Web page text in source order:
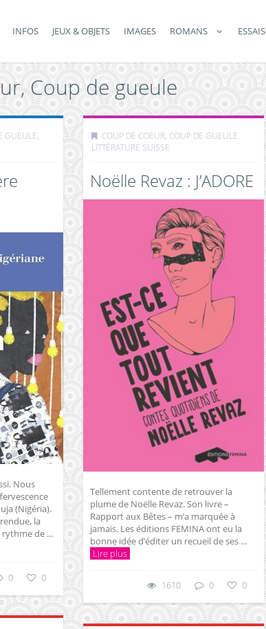
INFOS JEUX & OBJETS IMAGES ROMANS ESSAIS
Coup de gueule
GUEULE,
Nous
(Nigéria).
la
de ...
0 0
COUP DE COEUR, COUP DE GUEULE,
LITTÉRATURE SUISSE
Noëlle Revaz : J’ADORE
Tellement contente de retrouver la
plume de Noëlle Revaz. Son livre –
Rapport aux Bêtes – m’a marquée à
jamais. Les éditions FEMINA ont eu la
bonne idée d’éditer un recueil de ses ...
Lire plus
1610 0 0